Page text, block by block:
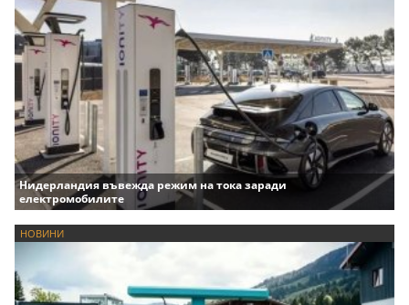
Нидерландия въвежда режим на тока заради
електромобилите
НОВИНИ